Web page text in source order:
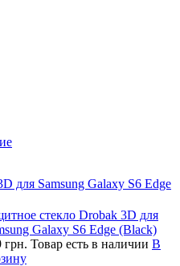
для Samsung Galaxy S6 Edge
стекло Drobak 3D для
Galaxy S6 Edge (Black)
грн. Товар есть в наличии В